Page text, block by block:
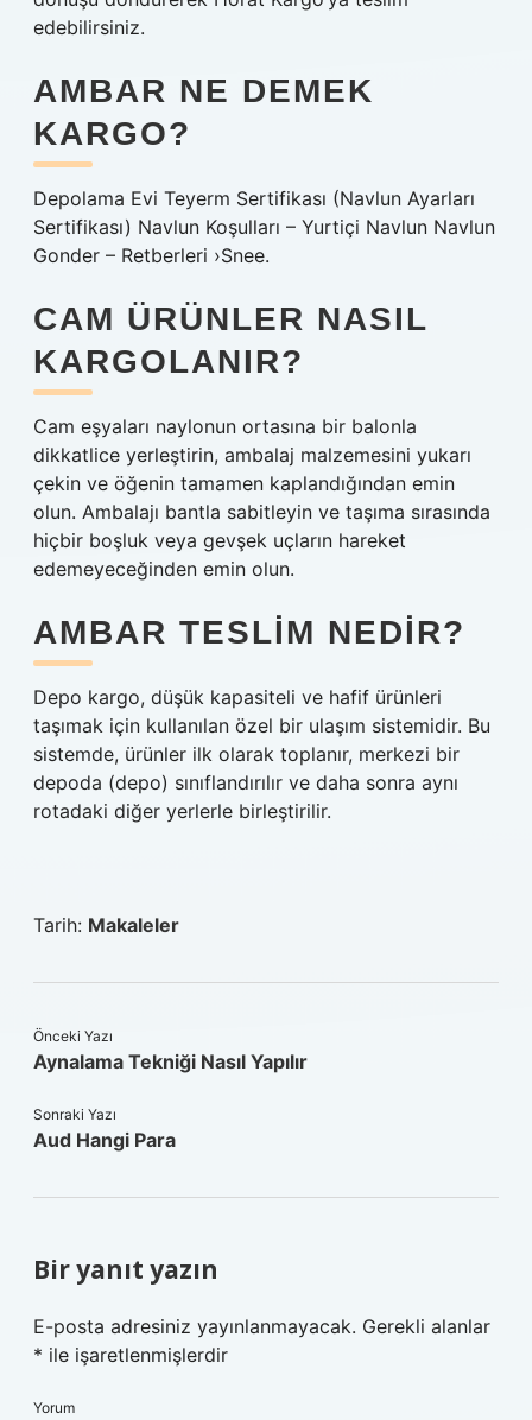
edebilirsiniz.
AMBAR NE DEMEK
KARGO?
Depolama Evi Teyerm Sertifikası (Navlun Ayarları
Sertifikası) Navlun Koşulları – Yurtiçi Navlun Navlun
Gonder – Retberleri ›Snee.
CAM ÜRÜNLER NASIL
KARGOLANIR?
Cam eşyaları naylonun ortasına bir balonla
dikkatlice yerleştirin, ambalaj malzemesini yukarı
çekin ve öğenin tamamen kaplandığından emin
olun. Ambalajı bantla sabitleyin ve taşıma sırasında
hiçbir boşluk veya gevşek uçların hareket
edemeyeceğinden emin olun.
AMBAR TESLIM NEDIR?
Depo kargo, düşük kapasiteli ve hafif ürünleri
taşımak için kullanılan özel bir ulaşım sistemidir. Bu
sistemde, ürünler ilk olarak toplanır, merkezi bir
depoda (depo) sınıflandırılır ve daha sonra aynı
rotadaki diğer yerlerle birleştirilir.
Tarih: Makaleler
Önceki Yazı
Aynalama Tekniği Nasıl Yapılır
Sonraki Yazı
Aud Hangi Para
Bir yanıt yazın
E-posta adresiniz yayınlanmayacak. Gerekli alanlar
* ile işaretlenmişlerdir
Yorum